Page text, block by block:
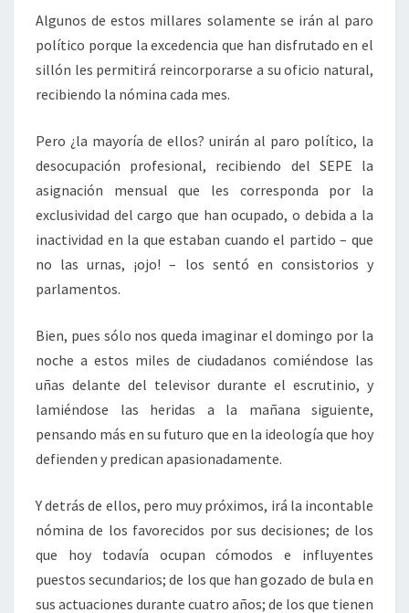
Algunos de estos millares solamente se irán al paro
político porque la excedencia que han disfrutado en el
sillón les permitirá reincorporarse a su oficio natural,
recibiendo la nómina cada mes.
Pero ¿la mayoría de ellos? unirán al paro político, la
desocupación profesional, recibiendo del SEPE la
asignación mensual que les corresponda por la
exclusividad del cargo que han ocupado, o debida a la
inactividad en la que estaban cuando el partido – que
no las urnas, ¡ojo! – los sentó en consistorios y
parlamentos.
Bien, pues sólo nos queda imaginar el domingo por la
noche a estos miles de ciudadanos comiéndose las
uñas delante del televisor durante el escrutinio, y
lamiéndose las heridas a la mañana siguiente,
pensando más en su futuro que en la ideología que hoy
defienden y predican apasionadamente.
Y detrás de ellos, pero muy próximos, irá la incontable
nómina de los favorecidos por sus decisiones; de los
que hoy todavía ocupan cómodos e influyentes
puestos secundarios; de los que han gozado de bula en
sus actuaciones durante cuatro años; de los que tienen